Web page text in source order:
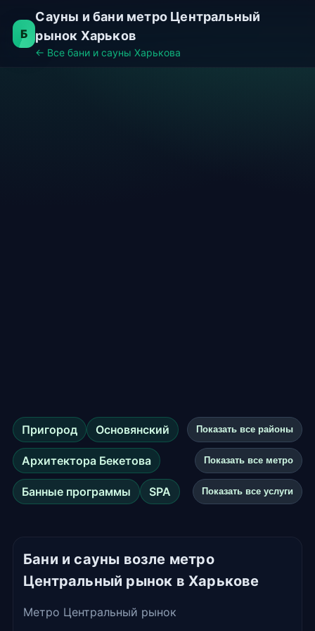
Б
Сауны и бани метро Центральный
рынок Харьков
← Все бани и сауны Харькова
Пригород Основянский Показать все районы
Архитектора Бекетова Показать все метро
Банные программы SPA Показать все услуги
Бани и сауны возле метро
Центральный рынок в Харькове
Метро Центральный рынок